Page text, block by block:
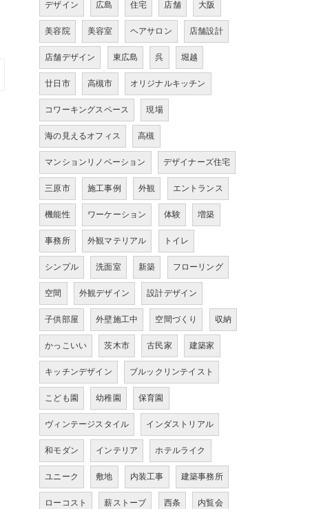
デザイン 広島 住宅 店舗 大阪
美容院 美容室 ヘアサロン 店舗設計
店舗デザイン 東広島 呉 堀越
廿日市 高槻市 オリジナルキッチン
コワーキングスペース 現場
海の見えるオフィス 高槻
マンションリノベーション デザイナーズ住宅
三原市 施工事例 外観 エントランス
機能性 ワーケーション 体験 増築
事務所 外観マテリアル トイレ
シンプル 洗面室 新築 フローリング
空間 外観デザイン 設計デザイン
子供部屋 外壁施工中 空間づくり 収納
かっこいい 茨木市 古民家 建築家
キッチンデザイン ブルックリンテイスト
こども園 幼稚園 保育園
ヴィンテージスタイル インダストリアル
和モダン インテリア ホテルライク
ユニーク 敷地 内装工事 建築事務所
ローコスト 薪ストーブ 西条 内覧会